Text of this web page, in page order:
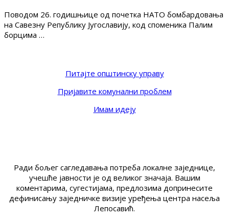
Поводом 26. годишњице од почетка НАТО бомбардовања
на Савезну Републику Југославију, код споменика Палим
борцима …
Питајте општинску управу
Пријавите комунални проблем
Имам идеју
Ради бољег сагледавања потреба локалне заједнице,
учешће јавности је од великог значаја. Вашим
коментарима, сугестијама, предлозима допринесите
дефинисању заједничке визије уређења центра насеља
Лепосавић.